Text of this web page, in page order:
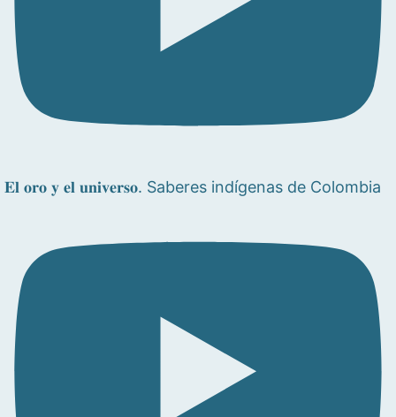
𝐄𝐥 𝐨𝐫𝐨 𝐲 𝐞𝐥 𝐮𝐧𝐢𝐯𝐞𝐫𝐬𝐨. Saberes indígenas de Colombia